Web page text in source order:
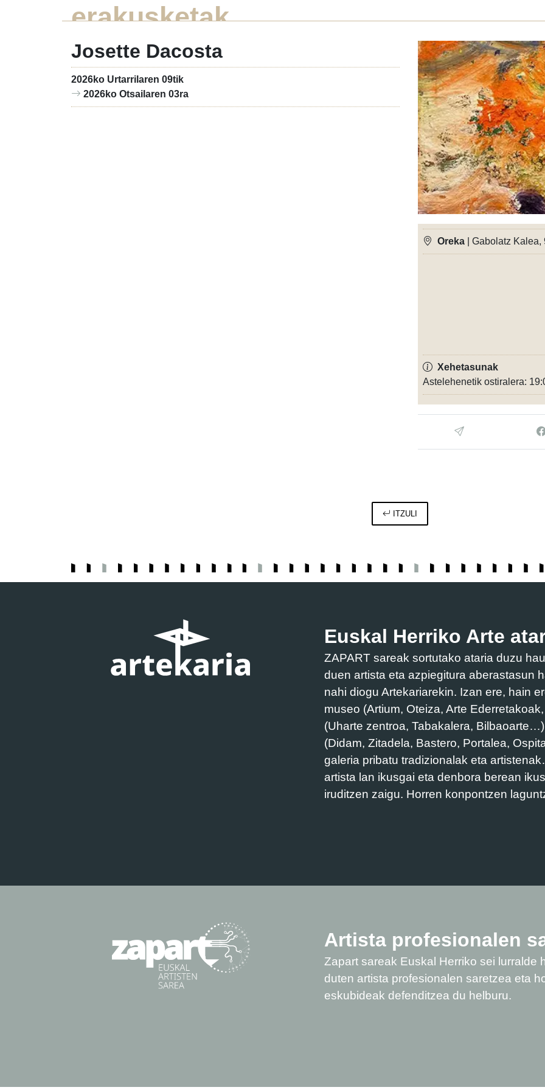
erakusketak
Josette Dacosta
2026ko Urtarrilaren 09tik
2026ko Otsailaren 03ra
Oreka | Gabolatz
Xehetasunak
Astelehenetik ostiralera:
ITZULI
Euskal Herriko Arte
ZAPART sareak sortutako ataria duzu
duen artista eta azpiegitura aberastasun
nahi diogu Artekariarekin. Izan ere, hain
museo (Artium, Oteiza, Arte
(Uharte zentroa, Tabakalera,
(Didam, Zitadela, Bastero, Portalea,
galeria pribatu tradizionalak eta
artista lan ikusgai eta denbora berean
iruditzen zaigu. Horren konpontzen
Artista profesionalen
Zapart sareak Euskal Herriko sei lurralde
duten artista profesionalen saretzea eta
eskubideak defenditzea du helburu.